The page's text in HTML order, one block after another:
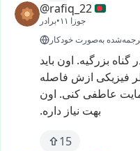
@rafiq_22
برادر•
۱۱ جوزا
به‌صورت خودکار
گناه بزرگیه. اون باید
فیزیکی ازش فاصله
عاطفی کنی. اون
بهت نیاز داره.
15